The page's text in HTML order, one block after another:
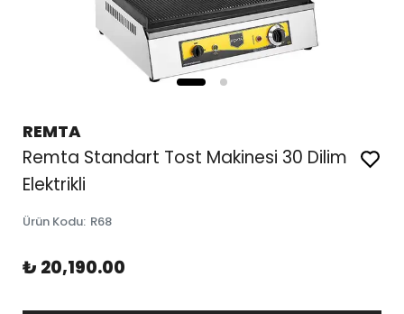
REMTA
Remta Standart Tost Makinesi 30 Dilim
Elektrikli
Ürün Kodu: R68
₺ 20,190.00